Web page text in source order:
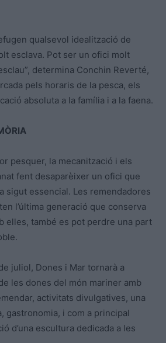
qualsevol idealització de
esclava. Pot ser un ofici molt
determina Conchin Reverté,
pels horaris de la pesca, els
absoluta a la família i a la faena.
pesquer, la mecanització i els
fent desaparèixer un ofici que
sigut essencial. Les remendadores
l’última generació que conserva
elles, també es pot perdre una part
juliol, Dones i Mar tornarà a
les dones del món mariner amb
activitats divulgatives, una
gastronomia, i com a principal
d’una escultura dedicada a les